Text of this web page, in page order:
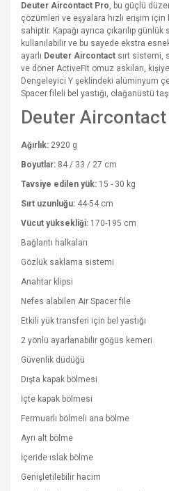
Deuter Aircontact Pro, bu güçlü
çözümleri ve eşyalara hızlı erişim
sahiptir. Kapağı ayrıca çıkarılıp
kullanılabilir ve bu sayede ekstra
ayarlı Deuter Aircontact sırt sistemi,
ve döner ActiveFit omuz askıları,
Dengeleyici Y şeklindeki alüminyum
Spacer fileli bel yastığı, olağanüstü
Deuter
Ağırlık: 2920 g
Boyutlar: 84 / 33 / 27 cm
Tavsiye edilen yük: 15 - 30 kg
Sırt uzunluğu: 44-54 cm
Vücut yüksekliği: 170-195 cm
Bağlantı halkaları
Gözlük saklama sistemi
Anahtar klipsi
Nefes alabilen Air Spacer file
Etkili yük transferi için bel yastığı
2 yönlü ayarlanabilir göğüs kemeri
Güvenlik düdüğü
Dışta kapak bölmesi
İçte kapak bölmesi
Fermuarlı bölmeli ana bölme
Ayrı alt bölme
İçeride ıslak bölme
Genişletilebilir hacim